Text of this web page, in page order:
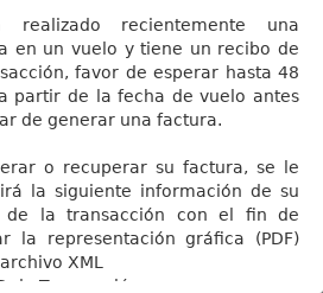
recientemente una
en un vuelo y tiene un recibo de
favor de esperar hasta 48
partir de la fecha de vuelo antes
de generar una factura.
o recuperar su factura, se le
la siguiente información de su
de la transacción con el fin de
la representación gráfica (PDF)
XML
de Transacción